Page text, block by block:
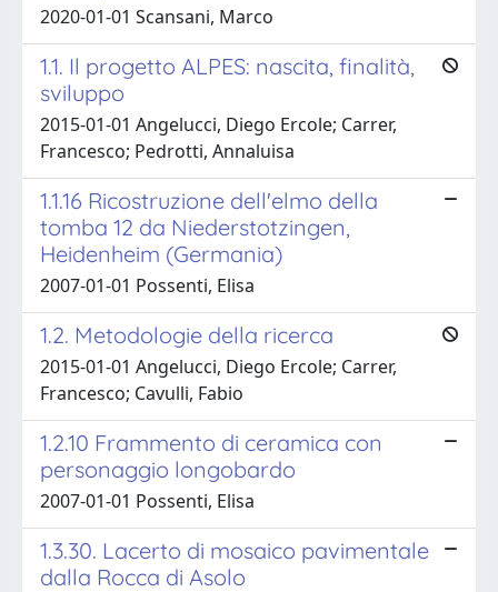
2020-01-01 Scansani, Marco
1.1. Il progetto ALPES: nascita, finalità,
sviluppo
2015-01-01 Angelucci, Diego Ercole; Carrer,
Francesco; Pedrotti, Annaluisa
1.1.16 Ricostruzione dell'elmo della
tomba 12 da Niederstotzingen,
Heidenheim (Germania)
2007-01-01 Possenti, Elisa
1.2. Metodologie della ricerca
2015-01-01 Angelucci, Diego Ercole; Carrer,
Francesco; Cavulli, Fabio
1.2.10 Frammento di ceramica con
personaggio longobardo
2007-01-01 Possenti, Elisa
1.3.30. Lacerto di mosaico pavimentale
dalla Rocca di Asolo